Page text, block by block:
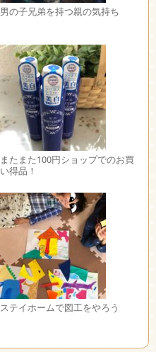
男の子兄弟を持つ親の気持ち
またまた100円ショップでのお買
い得品！
ステイホームで図工をやろう